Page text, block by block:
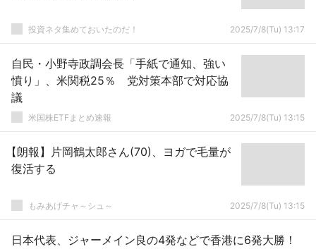
投資ネタ集めておいたのだ！ 2025/7/8(Tu) 13:17
自民・小野寺政調会長「手紙で通知、強い
憤り」、米関税25％ 党対策本部で対応協
議
米国株ETFまとめ速報 2025/7/8(Tu) 13:15
【朗報】片岡鶴太郎さん(70)、ヨガで毛量が
復活する
もみあげチャ～シュ～ 2025/7/8(Tu) 13:15
日本代表、ジャーメイン良の4発などで香港に6発大勝！